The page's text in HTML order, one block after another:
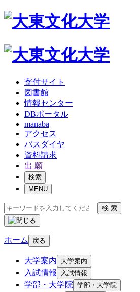
寄付サイト
図書館
情報センター
DBポータル
manaba
アクセス
バスダイヤ
資料請求
出 願
検索
MENU
検 索
ホーム 戻る
大学案内 大学案内
入試情報 入試情報
学部・大学院 学部・大学院